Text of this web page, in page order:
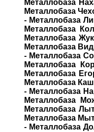
Металлобаза
-
Металлобаза
-
Металлобаза
-
Металлобаза
-